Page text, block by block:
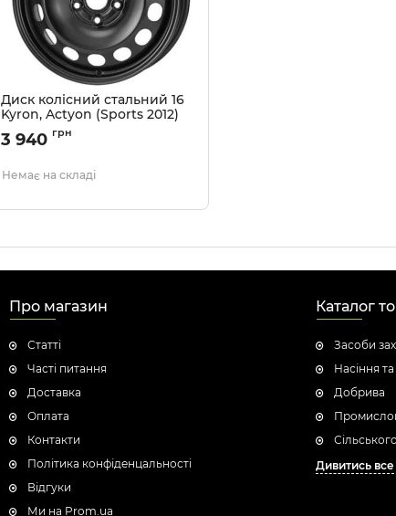
КомпаніяAgrozon.com.ua
інтернеті та із зручними умовами доставки по
походження товару!
Диск колісний стальний 16
Kyron, Actyon (Sports 2012)
(вир-во SsangYong)
Артикул:
3 940 грн
Немає на складі
Про магазин
Статті
Часті питання
Доставка
Оплата
Контакти
Політика конфіденцальності
Відгуки
Ми на Prom.ua
Каталог
Засоби
Насіння
Добрива
Дивитись все